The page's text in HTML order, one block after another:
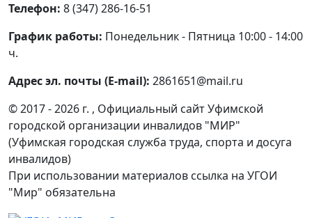
Телефон: 8 (347) 286-16-51
График работы: Понедельник - Пятница 10:00 - 14:00
ч.
Адрес эл. почты (E-mail): 2861651@mail.ru
© 2017 - 2026 г. , Официальный сайт Уфимской
городской организации инвалидов "МИР"
(Уфимская городская служба труда, спорта и досуга
инвалидов)
При использовании материалов ссылка на УГОИ
"Мир" обязательна